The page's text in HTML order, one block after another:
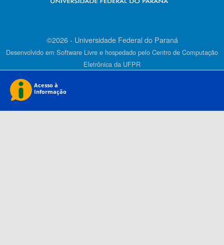
©2026 - Universidade Federal do Paraná
Desenvolvido em Software Livre e hospedado pelo Centro de Computação
Eletrônica da UFPR